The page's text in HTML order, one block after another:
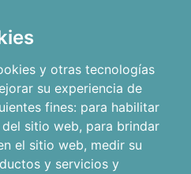
y otras tecnologías
su experiencia de
fines: para habilitar
sitio web, para brindar
el sitio web, medir su
y servicios y